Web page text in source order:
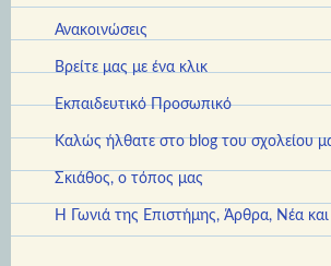
Ανακοινώσεις
Βρείτε μας με ένα κλικ
Εκπαιδευτικό Προσωπικό
Καλώς ήλθατε στο blog του σχολείου
Σκιάθος, ο τόπος μας
Η Γωνιά της Επιστήμης, Άρθρα, Νέα και